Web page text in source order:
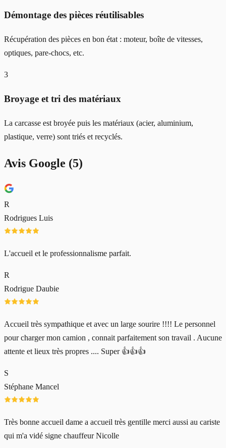
Démontage des pièces réutilisables
Récupération des pièces en bon état : moteur, boîte de vitesses,
optiques, pare-chocs, etc.
3
Broyage et tri des matériaux
La carcasse est broyée puis les matériaux (acier, aluminium,
plastique, verre) sont triés et recyclés.
Avis Google (5)
R
Rodrigues Luis
L'accueil et le professionnalisme parfait.
R
Rodrigue Daubie
Accueil très sympathique et avec un large sourire !!!! Le personnel
pour charger mon camion , connait parfaitement son travail . Aucune
attente et lieux très propres .... Super 👍👍👍
S
Stéphane Mancel
Très bonne accueil dame a accueil très gentille merci aussi au cariste
qui m'a vidé signe chauffeur Nicolle